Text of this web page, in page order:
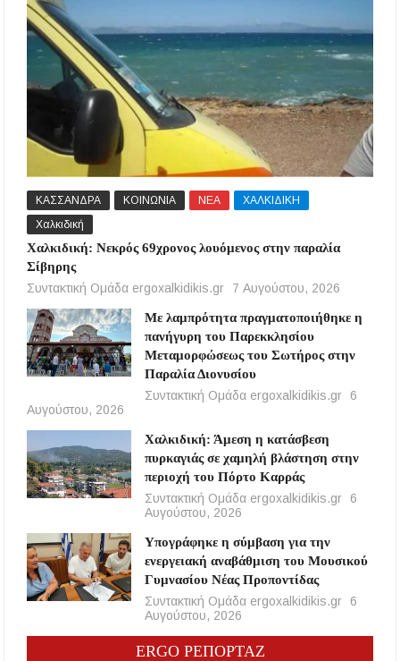
ΚΑΣΣΑΝΔΡΑ ΚΟΙΝΩΝΙΑ ΝΕΑ
ΧΑΛΚΙΔΙΚΗ
Χαλκιδική
Χαλκιδική: Νεκρός 69χρονος λουόμενος στην παραλία
Σίβηρης
Συντακτική Ομάδα ergoxalkidikis.gr
7 Αυγούστου, 2026
Με λαμπρότητα πραγματοποιήθηκε η
πανήγυρη του Παρεκκλησίου
Μεταμορφώσεως του Σωτήρος στην
Παραλία Διονυσίου
Συντακτική Ομάδα ergoxalkidikis.gr
6
Αυγούστου, 2026
Χαλκιδική: Άμεση η κατάσβεση
πυρκαγιάς σε χαμηλή βλάστηση στην
περιοχή του Πόρτο Καρράς
Συντακτική Ομάδα ergoxalkidikis.gr
6
Αυγούστου, 2026
Υπογράφηκε η σύμβαση για την
ενεργειακή αναβάθμιση του Μουσικού
Γυμνασίου Νέας Προποντίδας
Συντακτική Ομάδα ergoxalkidikis.gr
6
Αυγούστου, 2026
ERGO ΡΕΠΟΡΤΑΖ